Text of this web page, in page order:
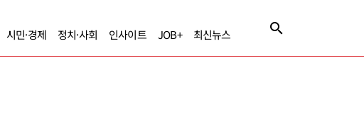
시민·경제 정치·사회 인사이트 JOB+ 최신뉴스